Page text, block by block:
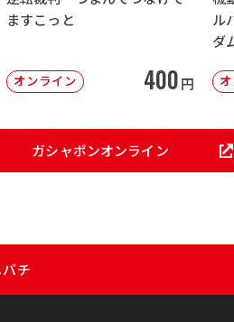
ますこっと
オンライン 400円
ル
ダ
ガシャポンオンライン
チ